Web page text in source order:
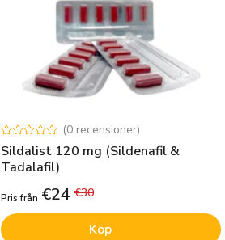
(0 recensioner)
Sildalist 120 mg (Sildenafil &
Tadalafil)
Pris från €24 €30
Köp